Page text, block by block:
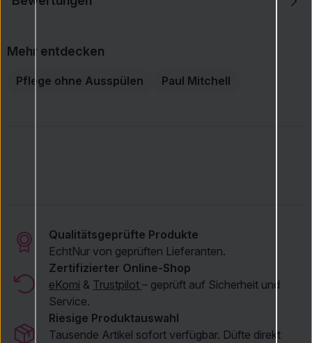
Schenkt dem Haar natürliche Elastizität und
Rasche Anwendung ohne Ausspülen.
Anwendung
Beauty Everyday Produkten kombinieren.
Mehr entdecken
Pflege ohne Ausspülen Paul Mitchell
Qualitätsgeprüfte Produkte
EchtNur von geprüften Lieferanten.
Zertifizierter Online-Shop
eKomi & Trustpilot – geprüft auf Sicherheit und
Service.
Riesige Produktauswahl
Tausende Artikel sofort verfügbar. Düfte direkt